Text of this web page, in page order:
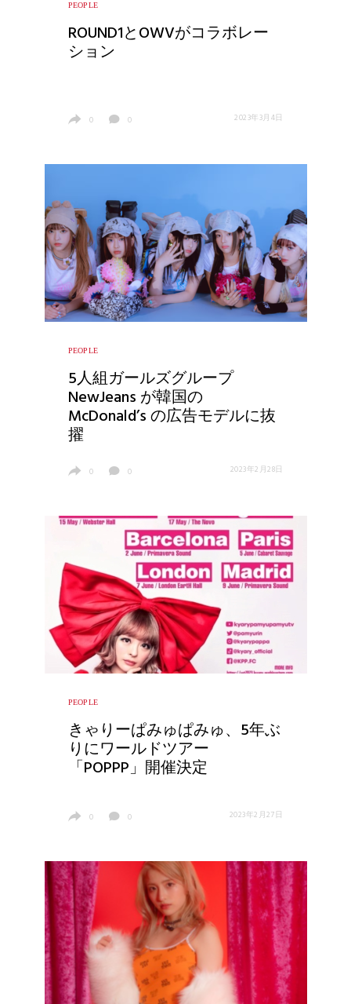
PEOPLE
ROUND1とOWVがコラボレー
ション
0 0 2023年3月4日
PEOPLE
5人組ガールズグループ
NewJeans が韓国の
McDonald’s の広告モデルに抜
擢
0 0 2023年2月28日
PEOPLE
きゃりーぱみゅぱみゅ、5年ぶ
りにワールドツアー
「POPPP」開催決定
0 0 2023年2月27日